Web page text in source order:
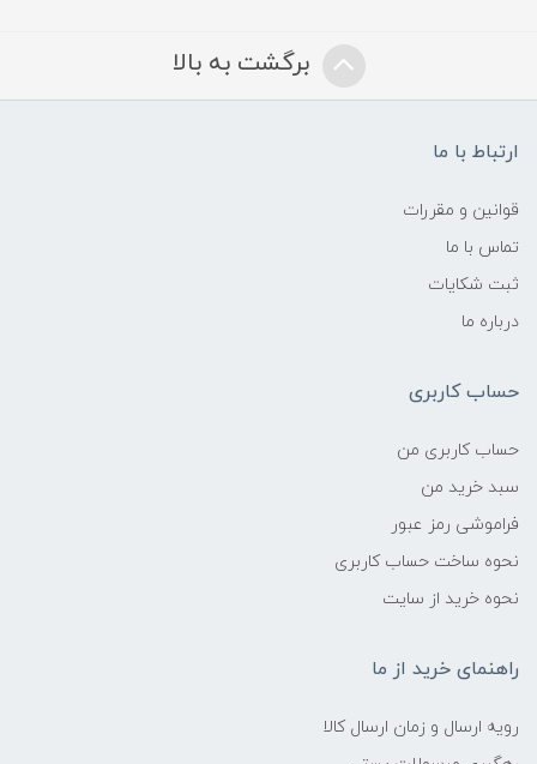
برگشت به بالا
ارتباط با ما
قوانین و مقررات
تماس با ما
ثبت شکایات
درباره ما
حساب کاربری
حساب کاربری من
سبد خرید من
فراموشی رمز عبور
نحوه ساخت حساب کاربری
نحوه خرید از سایت
راهنمای خرید از ما
رویه ارسال و زمان ارسال کالا